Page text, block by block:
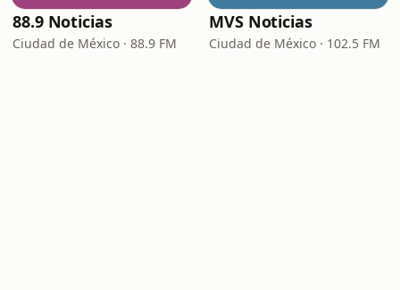
88.9 Noticias
Ciudad de México · 88.9 FM
MVS Noticias
Ciudad de México · 102.5 FM